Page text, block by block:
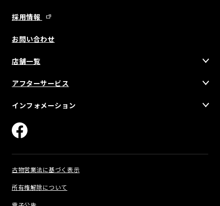
採用情報
お問い合わせ
店舗一覧
アフターサービス
インフォメーション
古物営業法に基づく表示
所有権解除について